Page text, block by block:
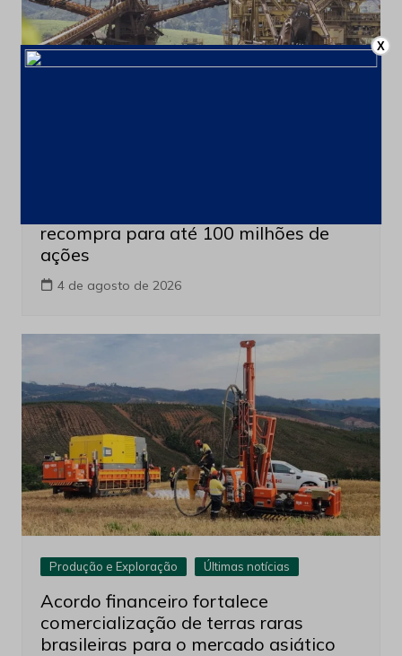
recompra para até 100 milhões de
ações
4 de agosto de 2026
Produção e Exploração Últimas notícias
Acordo financeiro fortalece
comercialização de terras raras
brasileiras para o mercado asiático
X